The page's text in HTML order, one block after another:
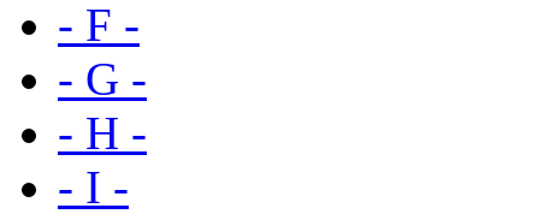
- F -
- G -
- H -
- I -